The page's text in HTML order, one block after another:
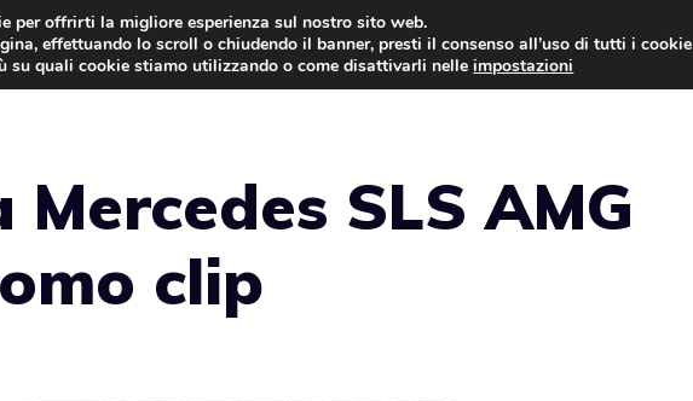
AUTO NEWS
SLS AMG
clip
per offrirti la migliore esperienza sul nostro sito web.
effettuando lo scroll o chiudendo il banner, presti il consenso all’uso di tutti i cookie
su quali cookie stiamo utilizzando o come disattivarli nelleimpostazioni